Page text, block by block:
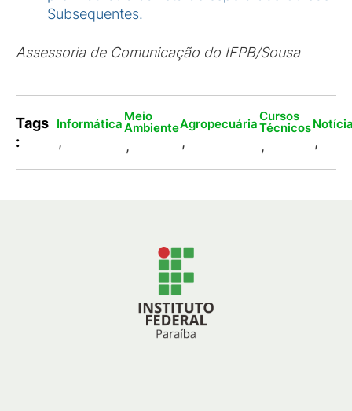
Subsequentes.
Assessoria de Comunicação do IFPB/Sousa
Tags
:
Informática
,
Meio
Ambiente
,
Agropecuária
,
Cursos
Técnicos
, ,